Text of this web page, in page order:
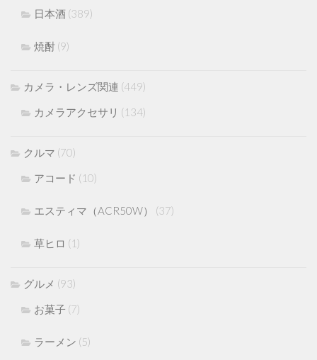
日本酒 (389)
焼酎 (9)
カメラ・レンズ関連 (449)
カメラアクセサリ (134)
クルマ (70)
アコード (10)
エスティマ（ACR50W） (37)
草ヒロ (1)
グルメ (93)
お菓子 (7)
ラーメン (5)